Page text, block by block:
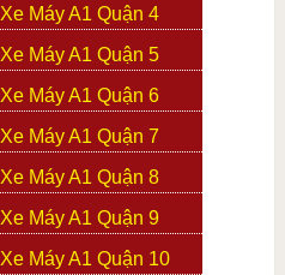
Máy A1 Quận 4
Máy A1 Quận 5
Máy A1 Quận 6
Máy A1 Quận 7
Máy A1 Quận 8
Máy A1 Quận 9
Máy A1 Quận 10